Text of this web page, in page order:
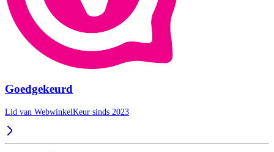
Goedgekeurd
Lid van WebwinkelKeur sinds 2023